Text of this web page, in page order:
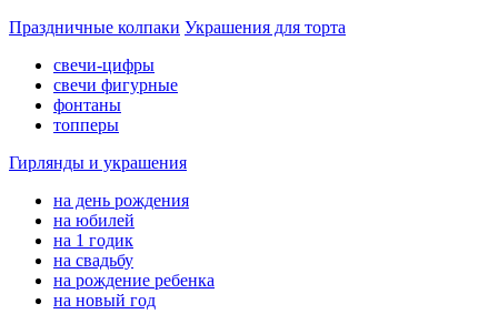
Праздничные колпаки Украшения для торта
свечи-цифры
свечи фигурные
фонтаны
топперы
Гирлянды и украшения
на день рождения
на юбилей
на 1 годик
на свадьбу
на рождение ребенка
на новый год